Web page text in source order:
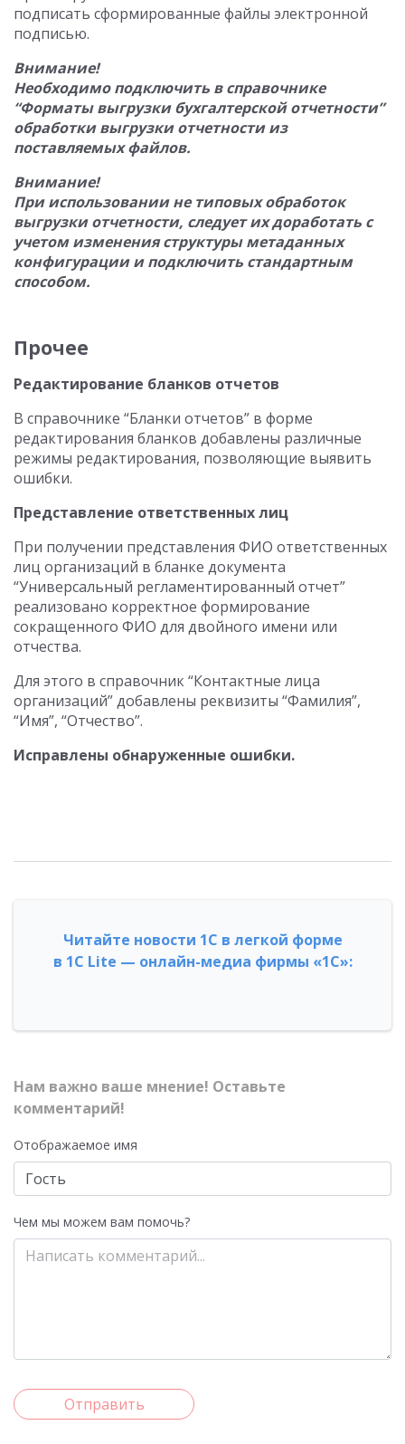
подписать сформированные файлы электронной
подписью.
Внимание!
Необходимо подключить в справочнике
“Форматы выгрузки бухгалтерской отчетности”
обработки выгрузки отчетности из
поставляемых файлов.
Внимание!
При использовании не типовых обработок
выгрузки отчетности, следует их доработать с
учетом изменения структуры метаданных
конфигурации и подключить стандартным
способом.
Прочее
Редактирование бланков отчетов
В справочнике “Бланки отчетов” в форме
редактирования бланков добавлены различные
режимы редактирования, позволяющие выявить
ошибки.
Представление ответственных лиц
При получении представления ФИО ответственных
лиц организаций в бланке документа
“Универсальный регламентированный отчет”
реализовано корректное формирование
сокращенного ФИО для двойного имени или
отчества.
Для этого в справочник “Контактные лица
организаций” добавлены реквизиты “Фамилия”,
“Имя”, “Отчество”.
Исправлены обнаруженные ошибки.
Читайте новости 1С в легкой форме
в 1С Lite — онлайн-медиа фирмы «1С»:
Нам важно ваше мнение! Оставьте
комментарий!
Отображаемое имя
Чем мы можем вам помочь?
Отправить